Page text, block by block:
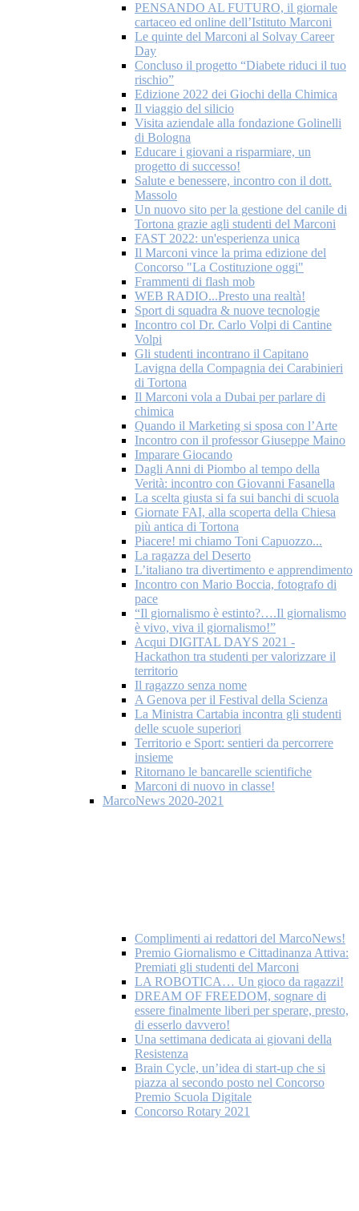
PENSANDO AL FUTURO, il giornale
cartaceo ed online dell’Istituto Marconi
Le quinte del Marconi al Solvay Career
Day
Concluso il progetto “Diabete riduci il tuo
rischio”
Edizione 2022 dei Giochi della Chimica
Il viaggio del silicio
Visita aziendale alla fondazione Golinelli
di Bologna
Educare i giovani a risparmiare, un
progetto di successo!
Salute e benessere, incontro con il dott.
Massolo
Un nuovo sito per la gestione del canile di
Tortona grazie agli studenti del Marconi
FAST 2022: un'esperienza unica
Il Marconi vince la prima edizione del
Concorso "La Costituzione oggi"
Frammenti di flash mob
WEB RADIO...Presto una realtà!
Sport di squadra & nuove tecnologie
Incontro col Dr. Carlo Volpi di Cantine
Volpi
Gli studenti incontrano il Capitano
Lavigna della Compagnia dei Carabinieri
di Tortona
Il Marconi vola a Dubai per parlare di
chimica
Quando il Marketing si sposa con l’Arte
Incontro con il professor Giuseppe Maino
Imparare Giocando
Dagli Anni di Piombo al tempo della
Verità: incontro con Giovanni Fasanella
La scelta giusta si fa sui banchi di scuola
Giornate FAI, alla scoperta della Chiesa
più antica di Tortona
Piacere! mi chiamo Toni Capuozzo...
La ragazza del Deserto
L’italiano tra divertimento e apprendimento
Incontro con Mario Boccia, fotografo di
pace
“Il giornalismo è estinto?….Il giornalismo
è vivo, viva il giornalismo!”
Acqui DIGITAL DAYS 2021 -
Hackathon tra studenti per valorizzare il
territorio
Il ragazzo senza nome
A Genova per il Festival della Scienza
La Ministra Cartabia incontra gli studenti
delle scuole superiori
Territorio e Sport: sentieri da percorrere
insieme
Ritornano le bancarelle scientifiche
Marconi di nuovo in classe!
MarcoNews 2020-2021
Complimenti ai redattori del MarcoNews!
Premio Giornalismo e Cittadinanza Attiva:
Premiati gli studenti del Marconi
LA ROBOTICA… Un gioco da ragazzi!
DREAM OF FREEDOM, sognare di
essere finalmente liberi per sperare, presto,
di esserlo davvero!
Una settimana dedicata ai giovani della
Resistenza
Brain Cycle, un’idea di start-up che si
piazza al secondo posto nel Concorso
Premio Scuola Digitale
Concorso Rotary 2021